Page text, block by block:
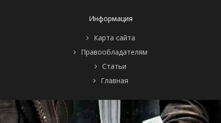
Информация
Карта сайта
Правообладателям
Статьи
Главная